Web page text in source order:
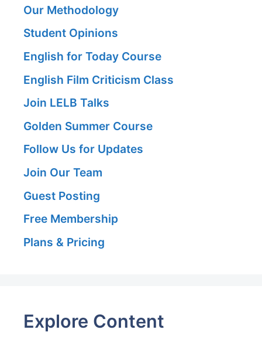
Our Methodology
Student Opinions
English for Today Course
English Film Criticism Class
Join LELB Talks
Golden Summer Course
Follow Us for Updates
Join Our Team
Guest Posting
Free Membership
Plans & Pricing
Explore Content